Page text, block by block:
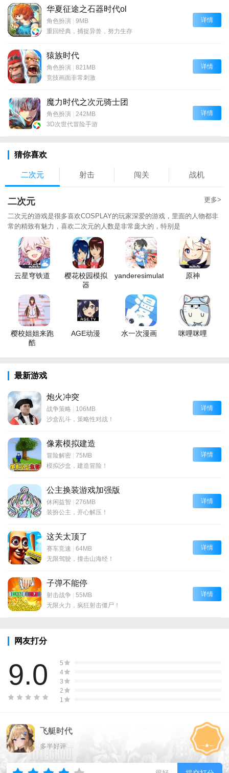
华夏征途之石器时代ol
角色扮演 | 9MB
重回经典，捕捉异兽，努力生存
详情
猿族时代
角色扮演 | 821MB
竞技画面非常刺激
详情
魔力时代之次元骑士团
角色扮演 | 242MB
3D次世代冒险手游
详情
猜你喜欢
二次元 射击 闯关 战机
二次元 更多>
二次元的游戏是很多喜欢COSPLAY的玩家深爱的游戏，里面的人物都非
常的精致有魅力，喜欢二次元的人数是非常庞大的，特别是
云星穹铁道
樱花校园模拟
器
yanderesimulator 原神
樱校姐姐来跑
酷
AGE动漫 水一次漫画 咪哩咪哩
最新游戏
炮火冲突
战争策略 | 106MB
沙盒乱斗，策略性对战！
详情
像素模拟建造
冒险解密 | 75MB
模拟沙盒，建造冒险！
详情
公主换装游戏加强版
休闲益智 | 276MB
装扮公主，开心解压！
详情
这关太顶了
赛车竞速 | 64MB
无限驾驶，撞击山海经！
详情
子弹不能停
射击战争 | 55MB
无限火力，疯狂射击僵尸！
详情
网友打分
9.0
5
4
3
2
1
飞艇时代
多半好评